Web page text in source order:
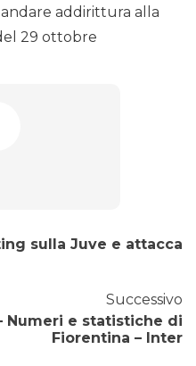
addirittura alla
29 ottobre
sulla Juve e attacca
Successivo
Numeri e statistiche di
Fiorentina – Inter